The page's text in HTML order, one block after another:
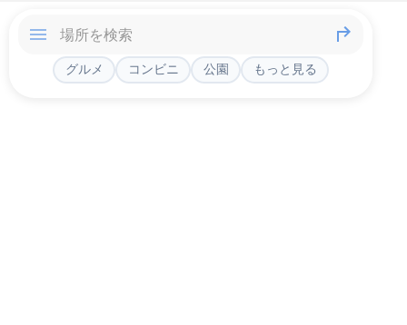
グルメ コンビニ 公園 もっと見る